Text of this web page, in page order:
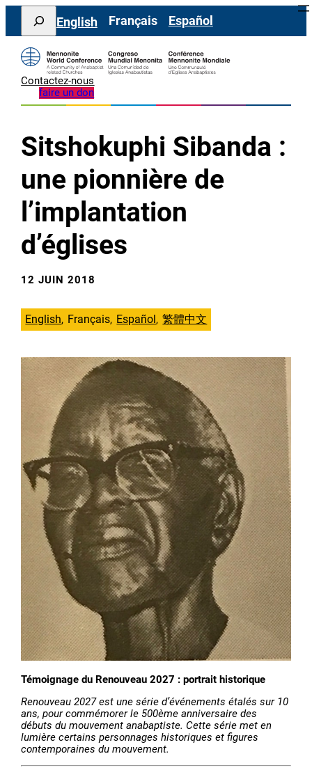
Aller
contenu
Search
English Français Español
Contactez-nous
faire un don
Sitshokuphi Sibanda :
une pionnière de
l’implantation
d’églises
12 JUIN 2018
English Français Español 繁體中文
Témoignage du Renouveau 2027 : portrait historique
Renouveau 2027 est une série d’événements étalés sur 10
ans, pour commémorer le 500ème anniversaire des
débuts du mouvement anabaptiste. Cette série met en
lumière certains personnages historiques et figures
contemporaines du mouvement.